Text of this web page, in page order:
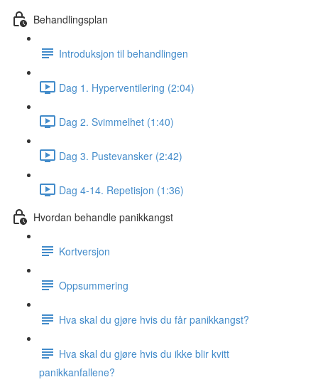
Behandlingsplan
Introduksjon til behandlingen
Dag 1. Hyperventilering (2:04)
Dag 2. Svimmelhet (1:40)
Dag 3. Pustevansker (2:42)
Dag 4-14. Repetisjon (1:36)
Hvordan behandle panikkangst
Kortversjon
Oppsummering
Hva skal du gjøre hvis du får panikkangst?
Hva skal du gjøre hvis du ikke blir kvitt
panikkanfallene?